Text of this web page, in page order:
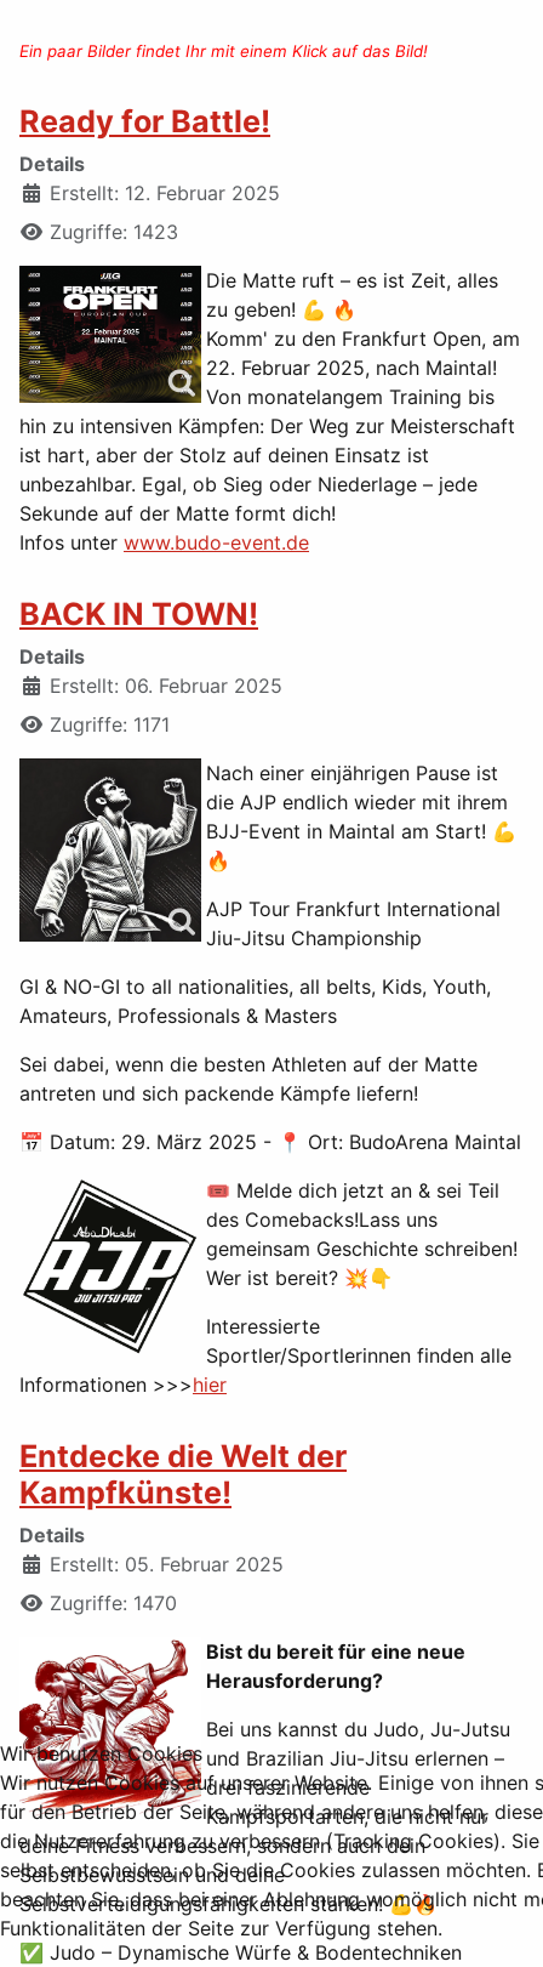
Ein paar Bilder findet Ihr mit einem Klick auf das Bild!
Ready for Battle!
Details
Erstellt: 12. Februar 2025
Zugriffe: 1423
Die Matte ruft – es ist Zeit, alles
zu geben! 💪 🔥
Komm' zu den Frankfurt Open, am
22. Februar 2025, nach Maintal!
Von monatelangem Training bis
hin zu intensiven Kämpfen: Der Weg zur Meisterschaft
ist hart, aber der Stolz auf deinen Einsatz ist
unbezahlbar. Egal, ob Sieg oder Niederlage – jede
Sekunde auf der Matte formt dich!
Infos unter www.budo-event.de
BACK IN TOWN!
Details
Erstellt: 06. Februar 2025
Zugriffe: 1171
Nach einer einjährigen Pause ist
die AJP endlich wieder mit ihrem
BJJ-Event in Maintal am Start! 💪
🔥
AJP Tour Frankfurt International
Jiu-Jitsu Championship
GI & NO-GI to all nationalities, all belts, Kids, Youth,
Amateurs, Professionals & Masters
Sei dabei, wenn die besten Athleten auf der Matte
antreten und sich packende Kämpfe liefern!
📅 Datum: 29. März 2025 - 📍 Ort: BudoArena Maintal
🎟️ Melde dich jetzt an & sei Teil
des Comebacks!Lass uns
gemeinsam Geschichte schreiben!
Wer ist bereit? 💥👇
Interessierte
Sportler/Sportlerinnen finden alle
Informationen >>>hier
Entdecke die Welt der
Kampfkünste!
Details
Erstellt: 05. Februar 2025
Zugriffe: 1470
Bist du bereit für eine neue
Herausforderung?
Bei uns kannst du Judo, Ju-Jutsu
und Brazilian Jiu-Jitsu erlernen –
drei faszinierende
Kampfsportarten, die nicht nur
deine Fitness verbessern, sondern auch dein
Selbstbewusstsein und deine
Selbstverteidigungsfähigkeiten stärken! 💪🔥
✅ Judo – Dynamische Würfe & Bodentechniken
Wir benutzen Cookies
Wir nutzen Cookies auf unserer Website. Einige von ihnen
für den Betrieb der Seite, während andere uns helfen,
die Nutzererfahrung zu verbessern (Tracking Cookies).
selbst entscheiden, ob Sie die Cookies zulassen möchten.
beachten Sie, dass bei einer Ablehnung womöglich nicht
Funktionalitäten der Seite zur Verfügung stehen.